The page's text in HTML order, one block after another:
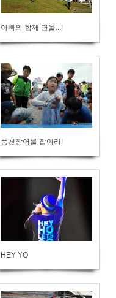
아빠와 함께 연을...!
풍천장어를 잡아라!
HEY YO